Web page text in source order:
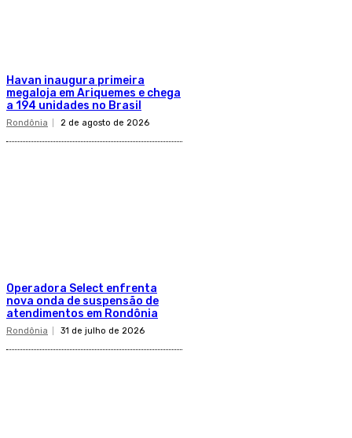
Havan inaugura primeira
megaloja em Ariquemes e chega
a 194 unidades no Brasil
Rondônia 2 de agosto de 2026
Operadora Select enfrenta
nova onda de suspensão de
atendimentos em Rondônia
Rondônia 31 de julho de 2026